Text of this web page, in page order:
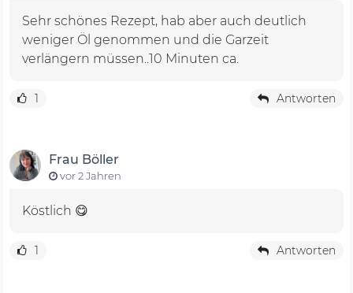
Sehr schönes Rezept, hab aber auch deutlich
weniger Öl genommen und die Garzeit
verlängern müssen..10 Minuten ca.
1 Antworten
Frau Böller
vor 2 Jahren
Köstlich 😋
1 Antworten